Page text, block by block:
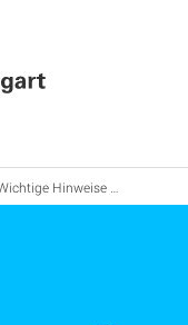
Hinweise zur Bewerbung für Engineering Cybernetics in C@MPUS